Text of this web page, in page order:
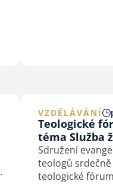
VZDĚLÁVÁNÍ
Teologické
téma Služba
Sdružení
teologů srdečně
teologické